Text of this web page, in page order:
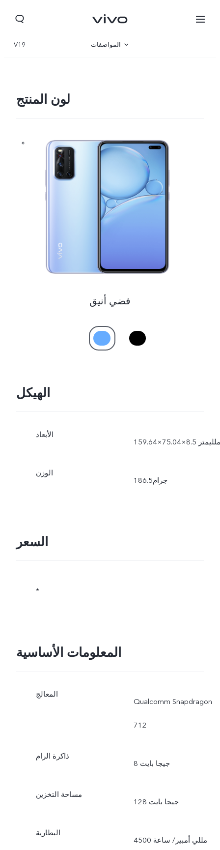
V19 المواصفات
لون المنتج
فضي أنيق
الهيكل
الأبعاد
159.64×75.04×8.5 ملليمتر
الوزن
186.5جرام
السعر
*
المعلومات الأساسية
المعالج
Qualcomm Snapdragon
712
ذاكرة الرام
8 جيجا بايت
مساحة التخزين
128 جيجا بايت
البطارية
4500 مللي أمبير/ ساعة